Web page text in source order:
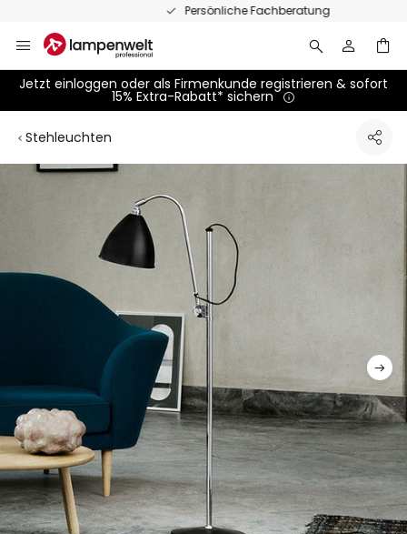
Persönliche Fachberatung
Inhalt
springen
Jetzt einloggen oder als Firmenkunde registrieren & sofort
15% Extra-Rabatt* sichern
Stehleuchten